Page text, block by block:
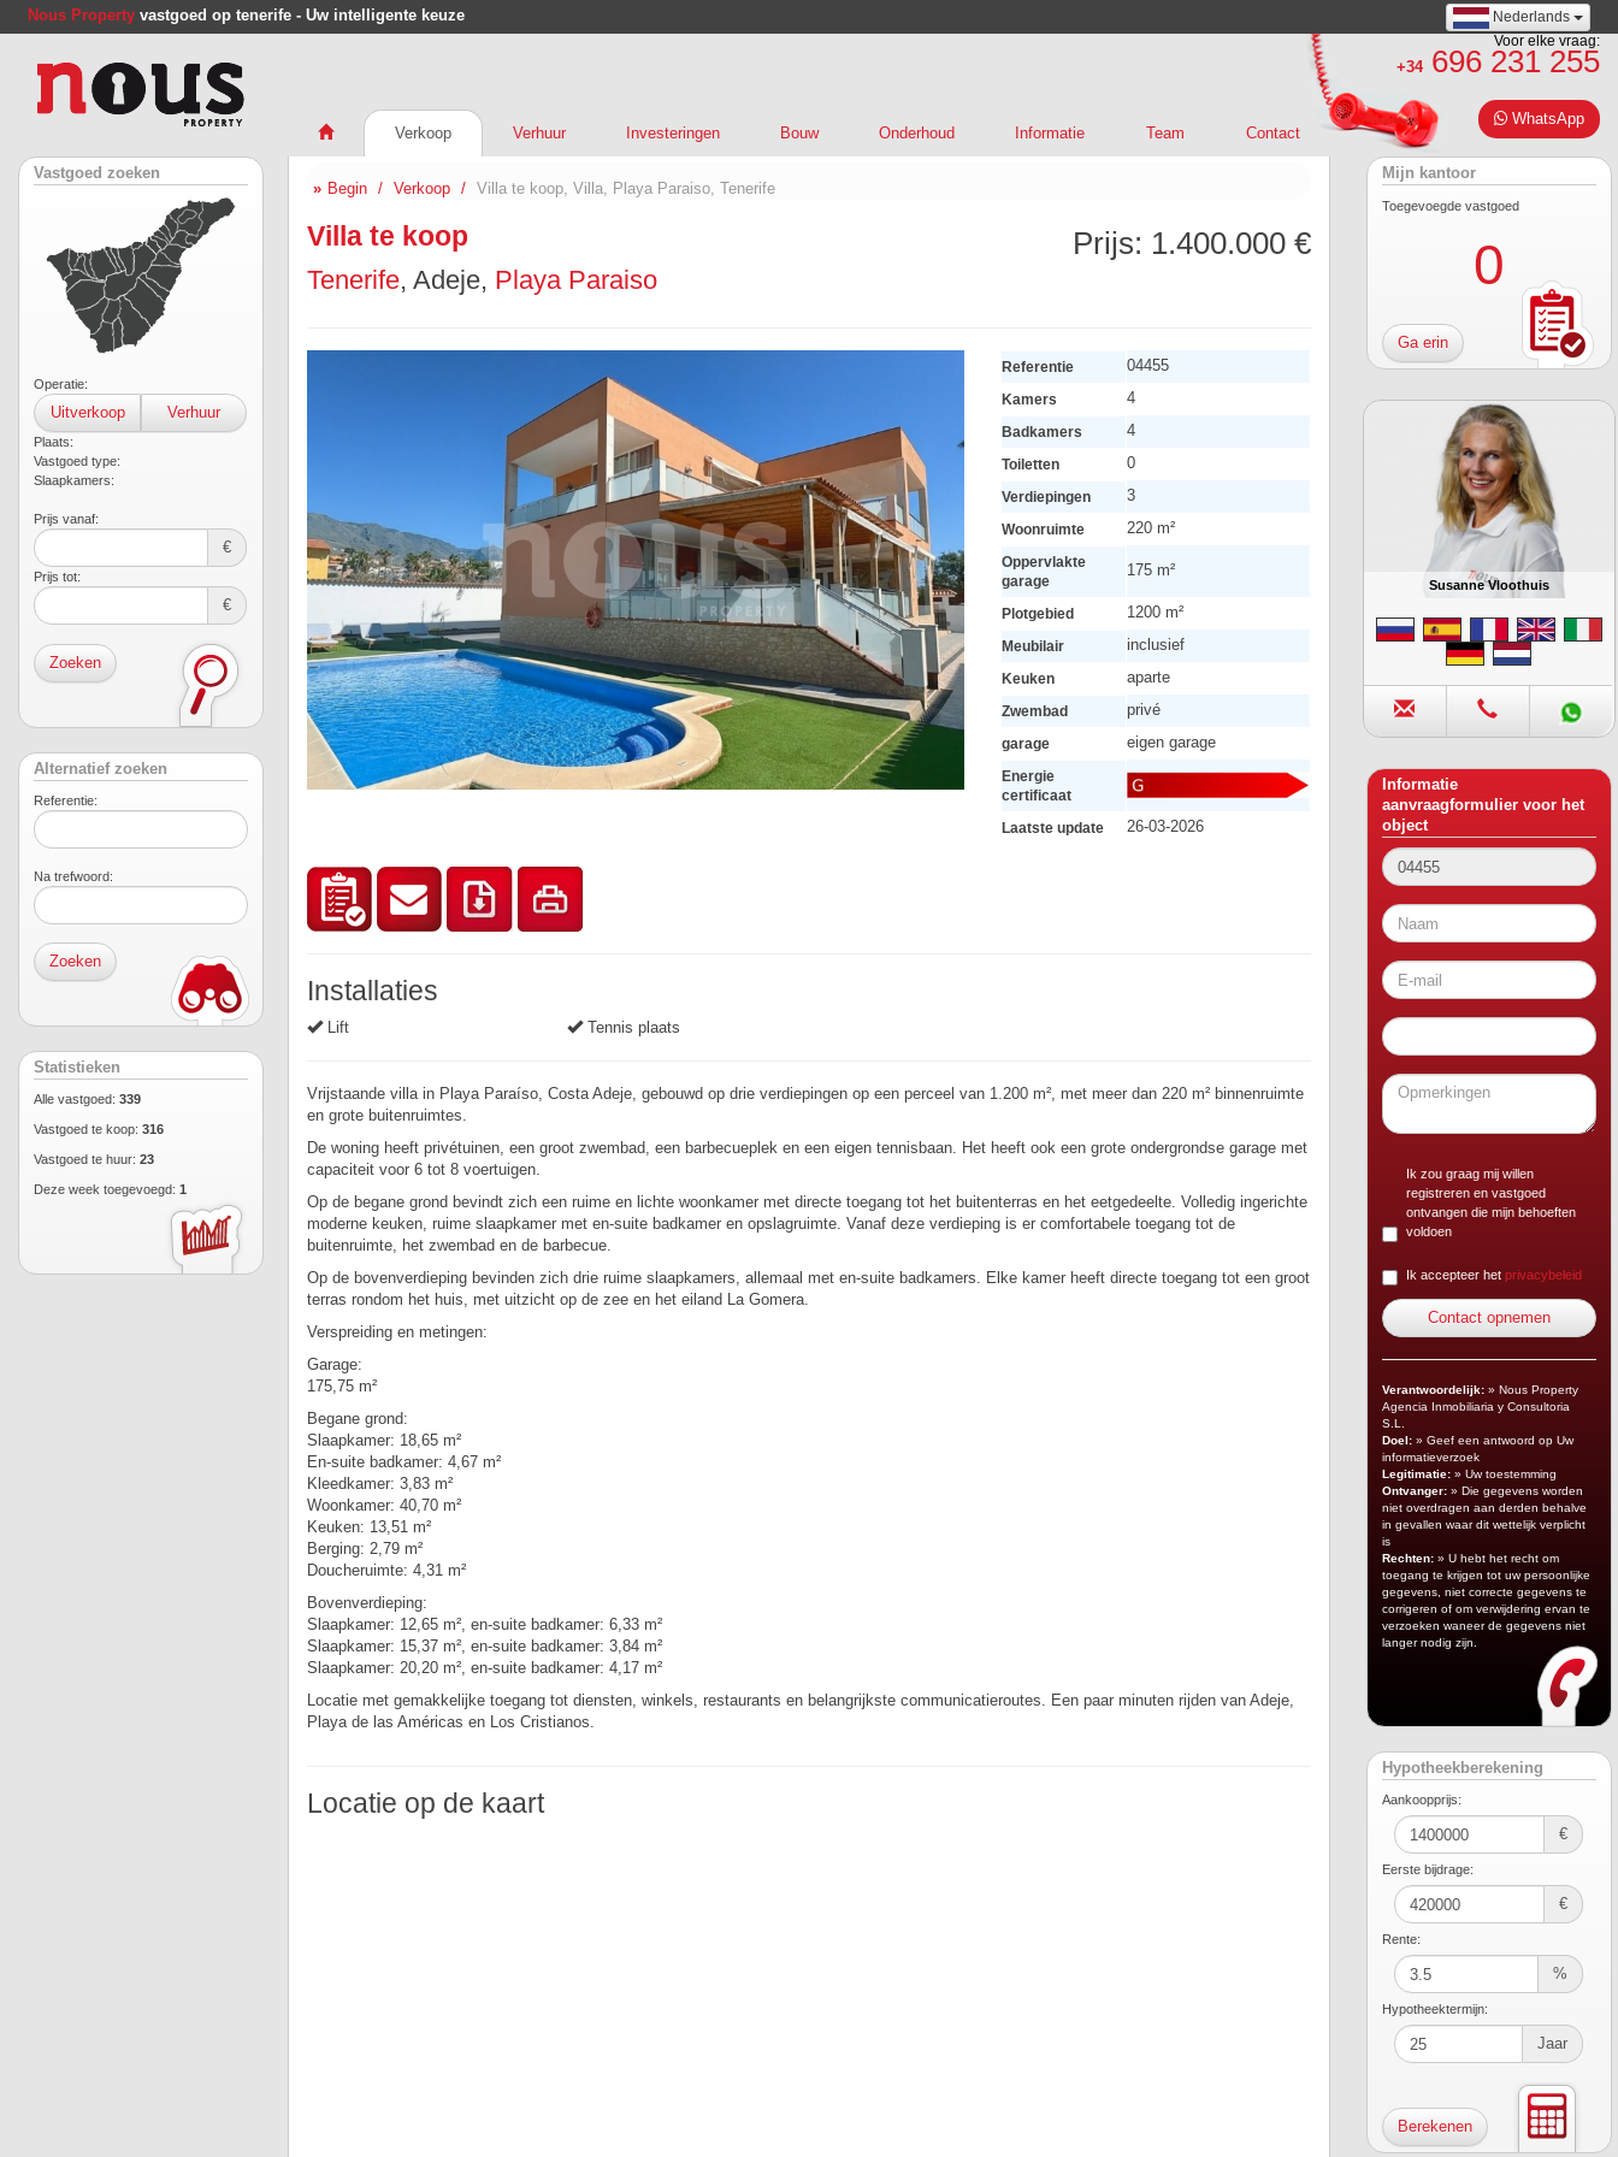
Nous Property vastgoed op tenerife - Uw intelligente keuze Nederlands
Vastgoed zoeken
Operatie:
Uitverkoop Verhuur
Plaats:
Vastgoed type:
Slaapkamers:
Prijs vanaf:
€
Prijs tot:
€
Zoeken
Alternatief zoeken
Referentie:
Na trefwoord:
Statistieken
Alle vastgoed: 339
Vastgoed te koop: 316
Vastgoed te huur: 23
Deze week toegevoegd: 1
Verkoop Verhuur Investeringen Bouw Onderhoud Informatie Team Contact
Begin Verkoop Villa te koop, Villa, Playa Paraiso, Tenerife
Prijs: 1.400.000 €
Villa te koop
Tenerife, Adeje, Playa Paraiso
Referentie 04455
Kamers 4
Badkamers 4
Toiletten 0
Verdiepingen 3
Woonruimte 220 m²
Oppervlakte
garage
175 m²
Plotgebied 1200 m²
Meubilair inclusief
Keuken aparte
Zwembad privé
garage eigen garage
Energie
certificaat
Laatste update 26-03-2026
Installaties
Lift Tennis plaats
Vrijstaande villa in Playa Paraíso, Costa Adeje, gebouwd op drie verdiepingen op een perceel van 1.200 m², met meer dan 220 m² binnenruimte
en grote buitenruimtes.
De woning heeft privétuinen, een groot zwembad, een barbecueplek en een eigen tennisbaan. Het heeft ook een grote ondergrondse garage met
capaciteit voor 6 tot 8 voertuigen.
Op de begane grond bevindt zich een ruime en lichte woonkamer met directe toegang tot het buitenterras en het eetgedeelte. Volledig ingerichte
moderne keuken, ruime slaapkamer met en-suite badkamer en opslagruimte. Vanaf deze verdieping is er comfortabele toegang tot de
buitenruimte, het zwembad en de barbecue.
Op de bovenverdieping bevinden zich drie ruime slaapkamers, allemaal met en-suite badkamers. Elke kamer heeft directe toegang tot een groot
terras rondom het huis, met uitzicht op de zee en het eiland La Gomera.
Verspreiding en metingen:
Garage:
175,75 m²
Begane grond:
Slaapkamer: 18,65 m²
En-suite badkamer: 4,67 m²
Kleedkamer: 3,83 m²
Woonkamer: 40,70 m²
Keuken: 13,51 m²
Berging: 2,79 m²
Doucheruimte: 4,31 m²
Bovenverdieping:
Slaapkamer: 12,65 m², en-suite badkamer: 6,33 m²
Slaapkamer: 15,37 m², en-suite badkamer: 3,84 m²
Slaapkamer: 20,20 m², en-suite badkamer: 4,17 m²
Locatie met gemakkelijke toegang tot diensten, winkels, restaurants en belangrijkste communicatieroutes. Een paar minuten rijden van Adeje,
Playa de las Américas en Los Cristianos.
Locatie op de kaart
Voor elke vraag:
+34696 231 255
WhatsApp
Mijn kantoor
Toegevoegde vastgoed
0
Ga erin
Susanne Vloothuis
Informatie
aanvraagformulier voor het
object
Ik zou graag mij willen
registreren en vastgoed
ontvangen die mijn behoeften
voldoen
Ik accepteer het privacybeleid
Verantwoordelijk: » Nous Property
Agencia Inmobiliaria y Consultoria
S.L.
Doel: » Geef een antwoord op Uw
informatieverzoek
Legitimatie: » Uw toestemming
Ontvanger: » Die gegevens worden
niet overdragen aan derden behalve
in gevallen waar dit wettelijk verplicht
is
Rechten: » U hebt het recht om
toegang te krijgen tot uw persoonlijke
gegevens, niet correcte gegevens te
corrigeren of om verwijdering ervan te
verzoeken waneer de gegevens niet
langer nodig zijn.
Hypotheekberekening
Aankoopprijs:
€
Eerste bijdrage:
€
Rente:
%
Hypotheektermijn:
Jaar